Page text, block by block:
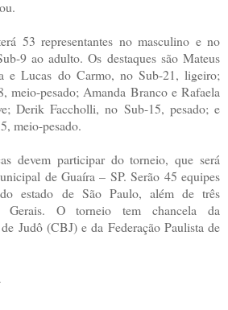
53 representantes no masculino e no
9 ao adulto. Os destaques são Mateus
e Lucas do Carmo, no Sub-21, ligeiro;
meio-pesado; Amanda Branco e Rafaela
Derik Faccholli, no Sub-15, pesado; e
meio-pesado.
devem participar do torneio, que será
de Guaíra – SP. Serão 45 equipes
estado de São Paulo, além de três
Gerais. O torneio tem chancela da
Judô (CBJ) e da Federação Paulista de